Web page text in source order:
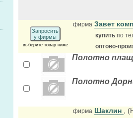
Запросить
у фирмы
выберите товар ниже
фирма Завет
купить по
оптово-
Полотно
Полотно
фирма Шаклин ,